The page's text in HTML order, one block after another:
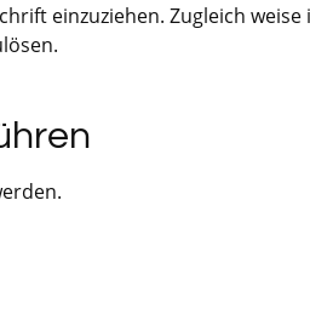
einzuziehen. Zugleich weise